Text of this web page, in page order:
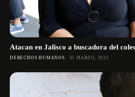
Atacan en Jalisco a buscadora del
DERECHOS HUMANOS 31 MARZO, 2025